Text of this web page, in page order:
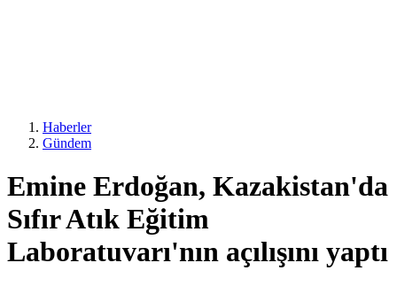
Haberler
Gündem
Emine Erdoğan, Kazakistan'da
Sıfır Atık Eğitim
Laboratuvarı'nın açılışını yaptı